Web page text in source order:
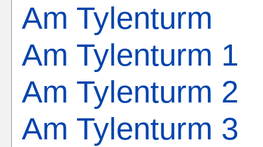
Am Tylenturm
Am Tylenturm 1
Am Tylenturm 2
Am Tylenturm 3